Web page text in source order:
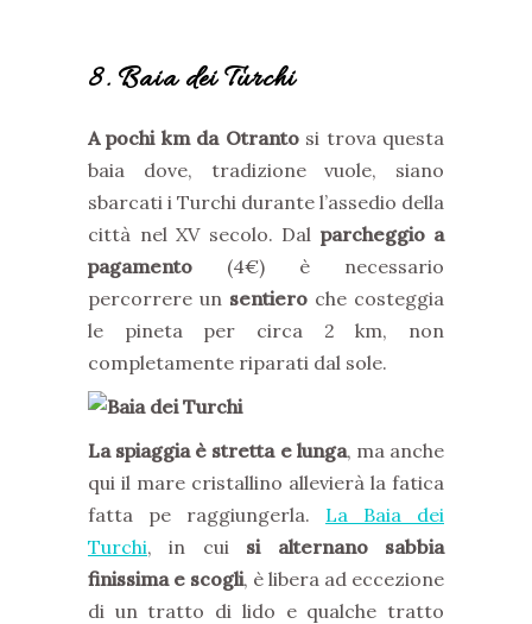
8. Baia dei Turchi
A pochi km da Otrantosi trova questa
baia dove, tradizione vuole, siano
sbarcati i Turchi durante l’assedio della
città nel XV secolo. Dal parcheggio a
pagamento (4€) è necessario
percorrere un sentiero che costeggia
le pineta per circa 2 km, non
completamente riparati dal sole.
La spiaggia è stretta e lunga, ma anche
qui il mare cristallino allevierà la fatica
fatta pe raggiungerla. La Baia dei
Turchi, in cui si alternano sabbia
finissima e scogli, è libera ad eccezione
di un tratto di lido e qualche tratto